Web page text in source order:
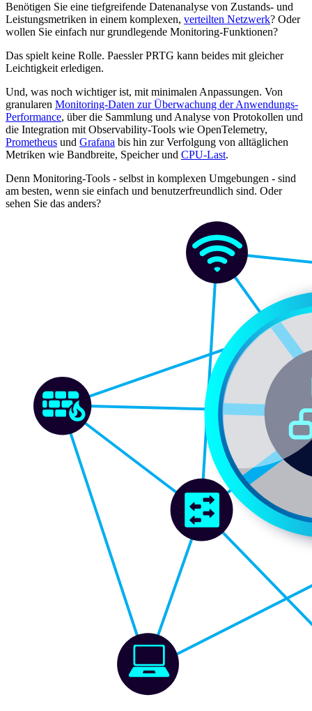
Benötigen Sie eine tiefgreifende Datenanalyse von Zustands- und
Leistungsmetriken in einem komplexen, verteilten Netzwerk? Oder
wollen Sie einfach nur grundlegende Monitoring-Funktionen?
Das spielt keine Rolle. Paessler PRTG kann beides mit gleicher
Leichtigkeit erledigen.
Und, was noch wichtiger ist, mit minimalen Anpassungen. Von
granularen Monitoring-Daten zur Überwachung der Anwendungs-
Performance, über die Sammlung und Analyse von Protokollen und
die Integration mit Observability-Tools wie OpenTelemetry,
Prometheus und Grafana bis hin zur Verfolgung von alltäglichen
Metriken wie Bandbreite, Speicher und CPU-Last.
Denn Monitoring-Tools - selbst in komplexen Umgebungen - sind
am besten, wenn sie einfach und benutzerfreundlich sind. Oder
sehen Sie das anders?